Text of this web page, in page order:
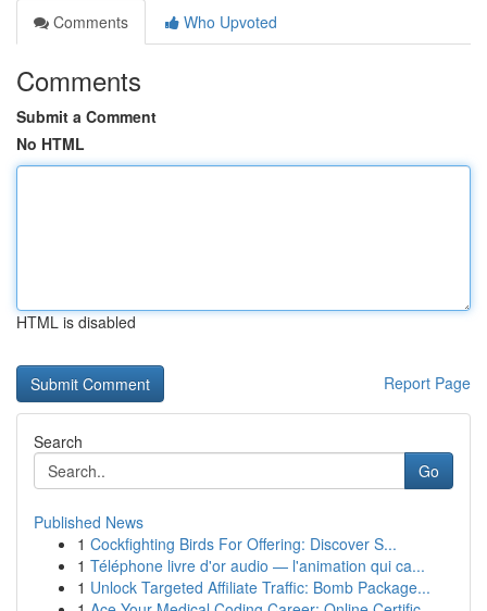
Comments
Who Upvoted
Comments
Submit a Comment
No HTML
HTML is disabled
Report Page
Search
Go
Published News
1 Cockfighting Birds For Offering: Discover S...
1 Téléphone livre d'or audio — l'animation qui ca...
1 Unlock Targeted Affiliate Traffic: Bomb Package...